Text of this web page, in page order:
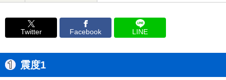
Twitter Facebook LINE
震度1